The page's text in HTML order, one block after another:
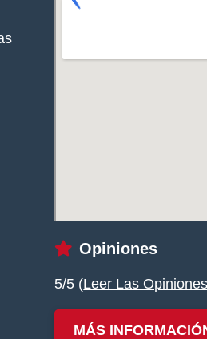
Opiniones
5/5 (Leer Las
MÁS